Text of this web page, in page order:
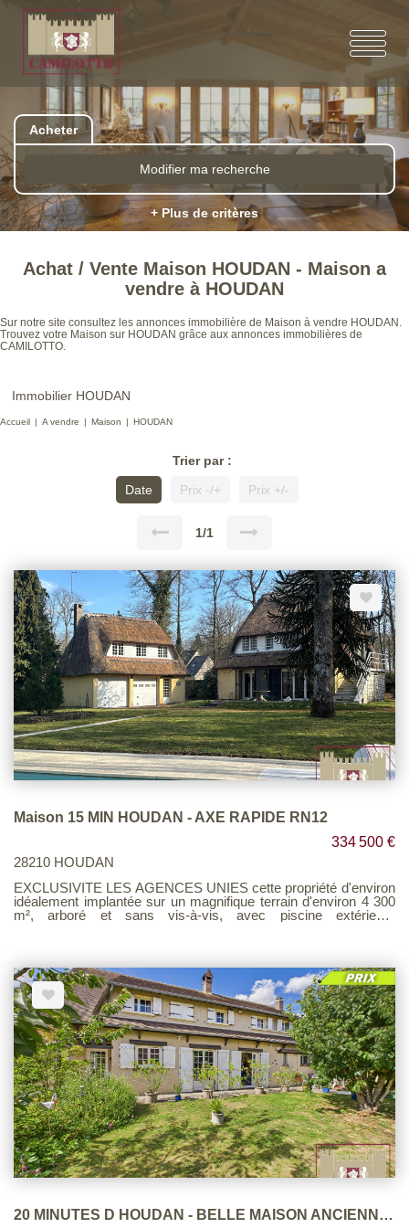
Acheter
Modifier ma recherche
+ Plus de critères
Achat / Vente Maison HOUDAN - Maison a
vendre à HOUDAN
Sur notre site consultez les annonces immobilière de Maison à vendre HOUDAN.
Trouvez votre Maison sur HOUDAN grâce aux annonces immobilières de
CAMILOTTO.
Immobilier HOUDAN
Accueil A vendre Maison HOUDAN
Trier par :
Date
Prix -/+ Prix +/-
1/1
Maison 15 MIN HOUDAN - AXE RAPIDE RN12
334 500 €
28210 HOUDAN
EXCLUSIVITE LES AGENCES UNIES cette propriété d'environ
idéalement implantée sur un magnifique terrain d'environ 4 300
m², arboré et sans vis-à-vis, avec piscine extérieure
cave, une cuisine aménagée et équipée, une salle d'eau ainsi
qu'un WC indépendant. À l'étage, l'espace nuit se compose de
quatre chambres, d'une salle de bains et d'un WC indépendant.
Côté extérieur, la propriété dispose d'un garage double ainsi que
d'un studio indépendant, idéal pour recevoir famille et amis ou
pour un adolescent, comprenant : une entrée, un bureau, et à
l'étage une chambre avec salle de bains et WC indépendant. La
maison est équipée d'un chauffage central et bénéficie d'un
grand terrain boisé, offrant un cadre de vie calme et de
nombreuses possibilités d'aménagement. Un bien rare, alliant
volumes, dépendances et environnement privilégié. Barème
d'honoraires page 8 consultable sur notre site
20 MINUTES D HOUDAN - BELLE MAISON ANCIENNE - PROCHE NOGENT LE ROI - 6 PIECES